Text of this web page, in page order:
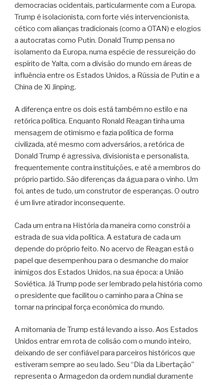
democracias ocidentais, particularmente com a Europa.
Trump é isolacionista, com forte viés intervencionista,
cético com alianças tradicionais (como a OTAN) e elogios
a autocratas como Putin. Donald Trump pensa no
isolamento da Europa, numa espécie de ressureição do
espírito de Yalta, com a divisão do mundo em áreas de
influência entre os Estados Unidos, a Rússia de Putin e a
China de Xi Jinping.
A diferença entre os dois está também no estilo e na
retórica política. Enquanto Ronald Reagan tinha uma
mensagem de otimismo e fazia política de forma
civilizada, até mesmo com adversários, a retórica de
Donald Trump é agressiva, divisionista e personalista,
frequentemente contra instituições, e até a membros do
próprio partido. São diferenças da água para o vinho. Um
foi, antes de tudo, um construtor de esperanças. O outro
é um livre atirador inconsequente.
Cada um entra na História da maneira como constrói a
estrada de sua vida política. A estatura de cada um
depende do próprio feito. No acervo de Reagan está o
papel que desempenhou para o desmanche do maior
inimigos dos Estados Unidos, na sua época: a União
Soviética. Já Trump pode ser lembrado pela história como
o presidente que facilitou o caminho para a China se
tornar na principal força econômica do mundo.
A mitomania de Trump está levando a isso. Aos Estados
Unidos entrar em rota de colisão com o mundo inteiro,
deixando de ser confiável para parceiros históricos que
estiveram sempre ao seu lado. Seu “Dia da Libertação”
representa o Armagedon da ordem nundial duramente